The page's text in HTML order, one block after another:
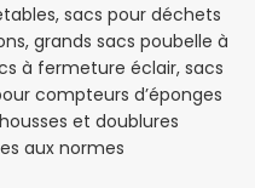
sacs pour déchets
grands sacs poubelle à
à fermeture éclair, sacs
compteurs d’éponges
et doublures
aux normes